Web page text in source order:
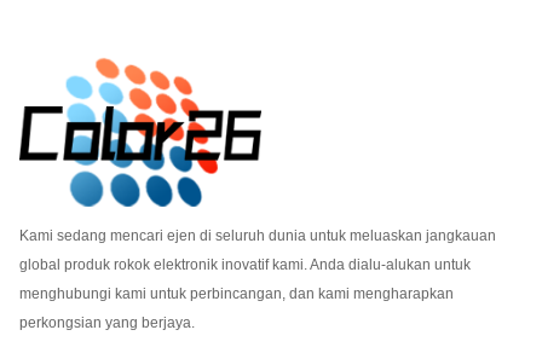
Kami sedang mencari ejen di seluruh dunia untuk meluaskan jangkauan
global produk rokok elektronik inovatif kami. Anda dialu-alukan untuk
menghubungi kami untuk perbincangan, dan kami mengharapkan
perkongsian yang berjaya.